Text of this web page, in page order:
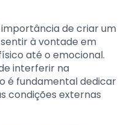
de criar um
à vontade em
até o emocional.
interferir na
é fundamental dedicar
condições externas